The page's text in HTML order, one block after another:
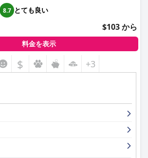
。軽微な清掃上の見落としについての言及
清潔な環境を維持するというホテルの献身的
、フレンドリーで親切、そしてプロフェッシ
に称賛されています。特に、フロントチーム
重な地元の情報で、ゲストエクスペリエン
評価されています。
は概ね信頼性が高く、ゲストに喜ばれていま
生することがあります。ミニバーの無料ア
な雰囲気を添えています。
様で安全です。一部のオプションには追加料
利便性と安全性はゲストに高く評価されてい
8.7 とても良い
$103 から
料金を表示
$ +3